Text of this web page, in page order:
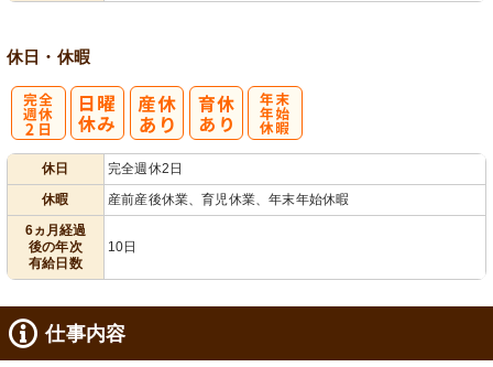
休日・休暇
休日
完全週休2日
休暇
産前産後休業、育児休業、年末年始休暇
6ヵ月経過
後の年次
有給日数
10日
仕事内容